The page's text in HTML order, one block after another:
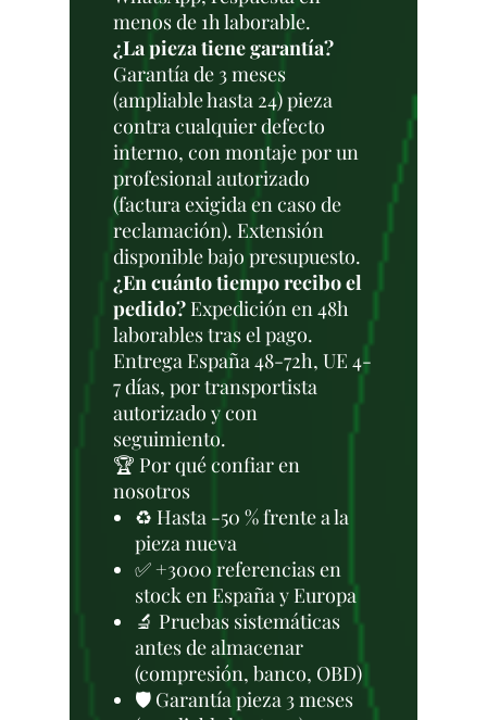
menos de 1h laborable.
¿La pieza tiene garantía?
Garantía de 3 meses
(ampliable hasta 24) pieza
contra cualquier defecto
interno, con montaje por un
profesional autorizado
(factura exigida en caso de
reclamación). Extensión
disponible bajo presupuesto.
¿En cuánto tiempo recibo el
pedido? Expedición en 48h
laborables tras el pago.
Entrega España 48-72h, UE 4-
7 días, por transportista
autorizado y con
seguimiento.
🏆 Por qué confiar en
nosotros
♻️ Hasta -50 % frente a la
pieza nueva
✅ +3000 referencias en
stock en España y Europa
🔬 Pruebas sistemáticas
antes de almacenar
(compresión, banco, OBD)
🛡️ Garantía pieza 3 meses